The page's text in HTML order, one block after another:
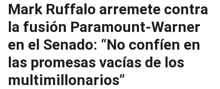
Mark Ruffalo arremete contra
la fusión Paramount-Warner
en el Senado: “No confíen en
las promesas vacías de los
multimillonarios”